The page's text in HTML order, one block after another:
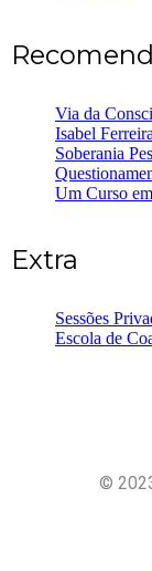
Via da
Isabel Ferreira
Soberania
Um Curso
Extra
Sessões
Escola de
©